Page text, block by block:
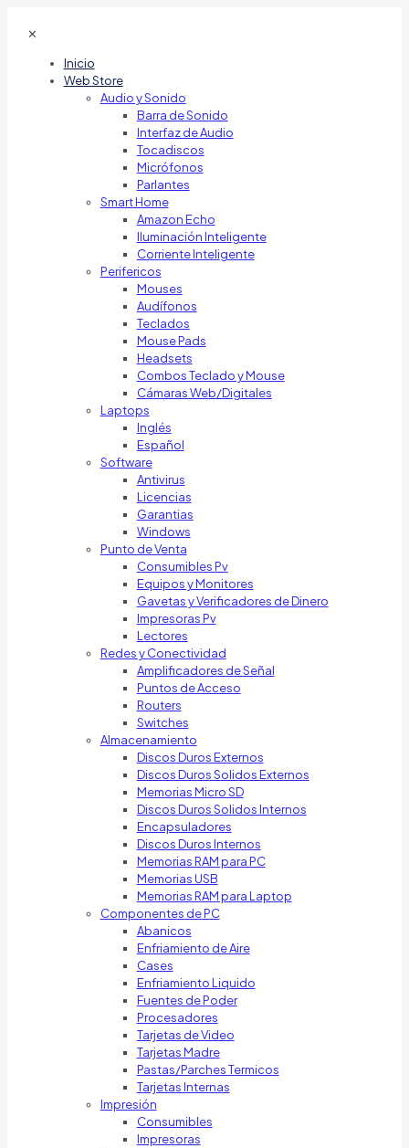
✕
Inicio
Web Store
Audio y Sonido
Barra de Sonido
Interfaz de Audio
Tocadiscos
Micrófonos
Parlantes
Smart Home
Amazon Echo
Iluminación Inteligente
Corriente Inteligente
Perifericos
Mouses
Audífonos
Teclados
Mouse Pads
Headsets
Combos Teclado y Mouse
Cámaras Web/Digitales
Laptops
Inglés
Español
Software
Antivirus
Licencias
Garantias
Windows
Punto de Venta
Consumibles Pv
Equipos y Monitores
Gavetas y Verificadores de Dinero
Impresoras Pv
Lectores
Redes y Conectividad
Amplificadores de Señal
Puntos de Acceso
Routers
Switches
Almacenamiento
Discos Duros Externos
Discos Duros Solidos Externos
Memorias Micro SD
Discos Duros Solidos Internos
Encapsuladores
Discos Duros Internos
Memorias RAM para PC
Memorias USB
Memorias RAM para Laptop
Componentes de PC
Abanicos
Enfriamiento de Aire
Cases
Enfriamiento Liquido
Fuentes de Poder
Procesadores
Tarjetas de Video
Tarjetas Madre
Pastas/Parches Termicos
Tarjetas Internas
Impresión
Consumibles
Impresoras